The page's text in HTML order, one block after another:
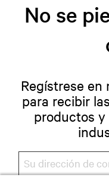
No se
Regístrese en
para recibir
productos y